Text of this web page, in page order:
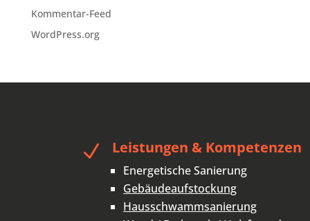
Kommentar-Feed
WordPress.org
N Leistungen & Kompetenzen
Energetische Sanierung
Gebäudeaufstockung
Hausschwammsanierung